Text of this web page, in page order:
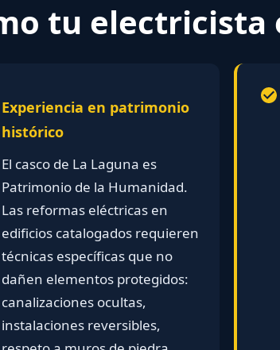
tu electricista
Experiencia en patrimonio
histórico
El casco de La Laguna es
Patrimonio de la Humanidad.
Las reformas eléctricas en
edificios catalogados requieren
técnicas específicas que no
dañen elementos protegidos:
canalizaciones ocultas,
instalaciones reversibles,